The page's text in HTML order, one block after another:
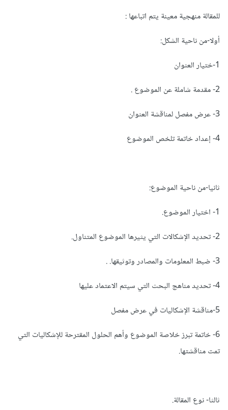
للمقالة منهجية معينة يتم اتباعها :
أولا-من ناحية الشكل:
1-ختيار العنوان
2- مقدمة شاملة عن الموضوع .
3- عرض مفصل لمناقشة العنوان
4- إعداد خاتمة تلخص الموضوع
ثانيا-من ناحية الموضوع:
1- اختيار الموضوع.
2- تحديد الإشكالات التي يثيرها الموضوع المتناول.
3- ضبط المعلومات والمصادر وتوثيقها. .
4- تحديد مناهج البحث التي سيتم الاعتماد عليها
5-مناقشة الإشكاليات في عرض مفصل
6- خاتمة تبرز خلاصة الموضوع وأهم الحلول المقترحة للإشكاليات التي
تمت مناقشتها.
ثالثا- نوع المقالة.